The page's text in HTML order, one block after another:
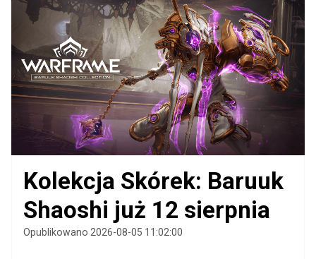
Kolekcja Skórek: Baruuk
Shaoshi już 12 sierpnia
Opublikowano 2026-08-05 11:02:00